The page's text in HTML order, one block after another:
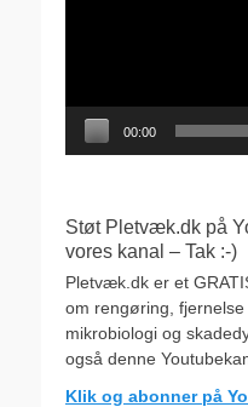
00:00
Støt Pletvæk.dk på
vores kanal – Tak :-)
Pletvæk.dk er et
om rengøring, fjernelse
mikrobiologi og
også denne
Klik og abonner på